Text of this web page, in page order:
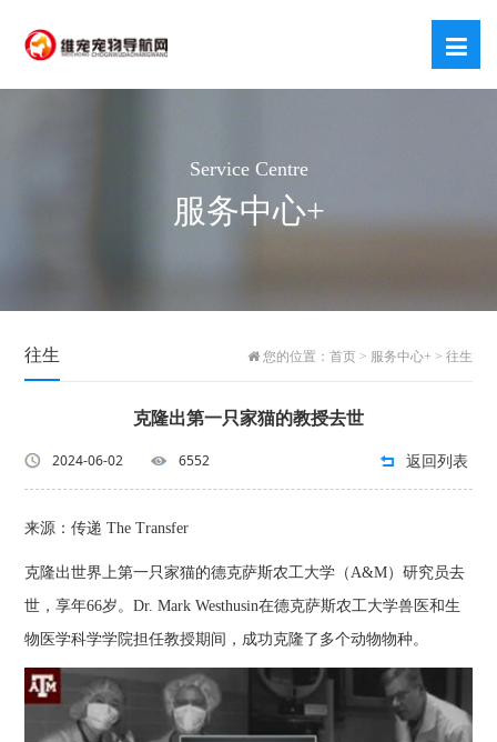
Service Centre
服务中心+
往生 您的位置： 首页> 服务中心+ > 往生
克隆出第一只家猫的教授去世
2024-06-02 6552 返回列表
来源：传递 The Transfer
克隆出世界上第一只家猫的德克萨斯农工大学（A&M）研究员去
世，享年66岁。Dr. Mark Westhusin在德克萨斯农工大学兽医和生
物医学科学学院担任教授期间，成功克隆了多个动物物种。